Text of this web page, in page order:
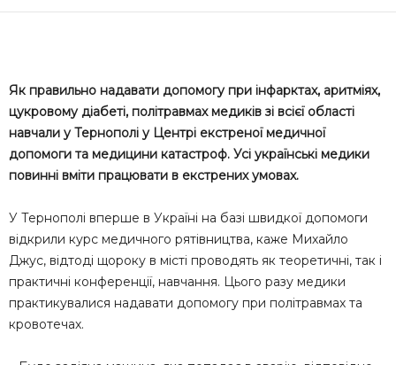
Як правильно надавати допомогу при інфарктах, аритміях,
цукровому діабеті, політравмах медиків зі всієї області
навчали у Тернополі у Центрі екстреної медичної
допомоги та медицини катастроф. Усі українські медики
повинні вміти працювати в екстрених умовах.
У Тернополі вперше в Україні на базі швидкої допомоги
відкрили курс медичного рятівництва, каже Михайло
Джус, відтоді щороку в місті проводять як теоретичні, так і
практичні конференції, навчання. Цього разу медики
практикувалися надавати допомогу при політравмах та
кровотечах.